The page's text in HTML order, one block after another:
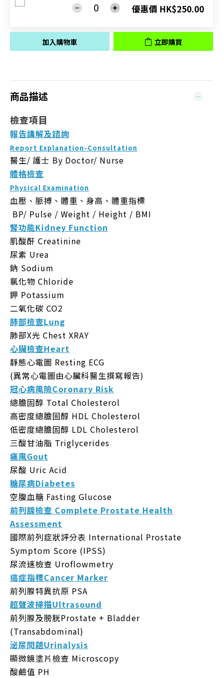
優惠價 HK$250.00
加入購物車 立即購買
商品描述
檢查項目
報告講解及諮詢
Report Explanation-Consultation
醫生/ 護士 By Doctor/ Nurse
體格檢查
Physical Examination
血壓、脈搏、體重、身高、體重指標
BP/ Pulse / Weight / Height / BMI
腎功能Kidney Function
肌酸酐 Creatinine
尿素 Urea
鈉 Sodium
氯化物 Chloride
鉀 Potassium
二氧化碳 CO2
肺部檢查Lung
肺部X光 Chest XRAY
心臟檢查Heart
靜態心電圖 Resting ECG
(異常心電圖由心臟科醫生撰寫報告)
冠心病風險Coronary Risk
總膽固醇 Total Cholesterol
高密度總膽固醇 HDL Cholesterol
低密度總膽固醇 LDL Cholesterol
三酸甘油脂 Triglycerides
痛風Gout
尿酸 Uric Acid
糖尿病Diabetes
空腹血糖 Fasting Glucose
前列腺檢查 Complete Prostate Health
Assessment
國際前列症狀評分表 International Prostate
Symptom Score (IPSS)
尿流速檢查 Uroflowmetry
癌症指標Cancer Marker
前列腺特異抗原 PSA
超聲波掃描Ultrasound
前列腺及膀胱Prostate + Bladder
(Transabdominal)
泌尿問題Urinalysis
顯微鏡塗片檢查 Microscopy
酸鹼值 PH